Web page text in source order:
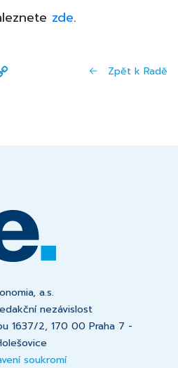
zde.
Zpět k Radě
a.s.
nezávislost
1637/2, 170 00 Praha 7 -
soukromí